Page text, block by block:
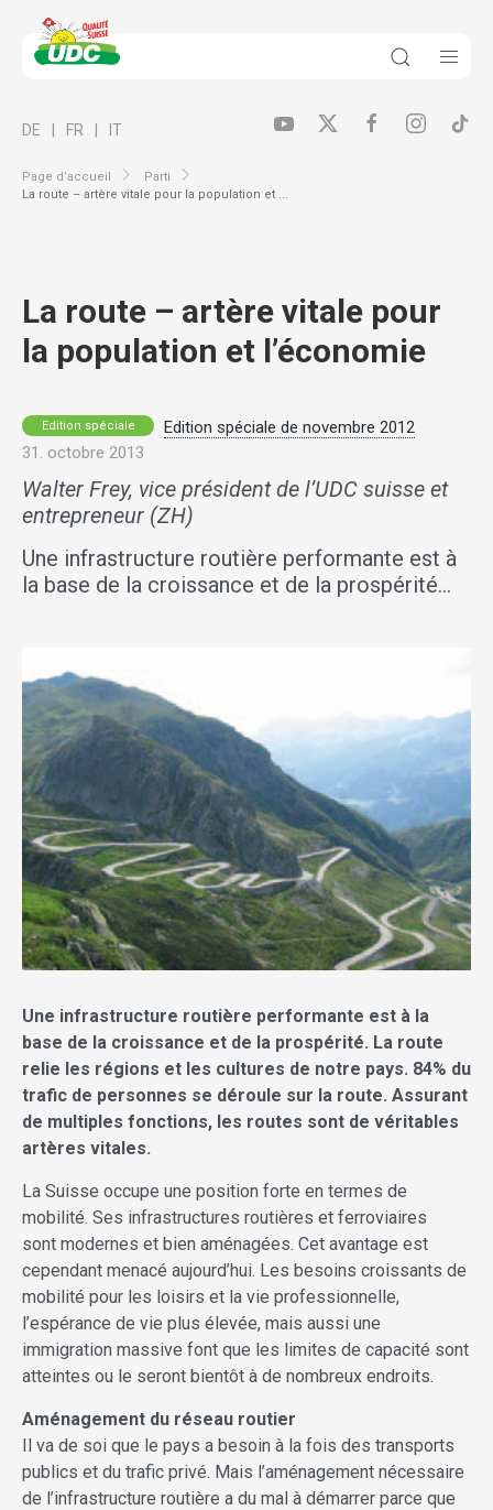
Page d’accueil
Parti
La route – artère vitale pour la population et ...
DE FR IT
La route – artère vitale pour
la population et l’économie
Edition spéciale
Edition spéciale de novembre 2012
31. octobre 2013
Walter Frey, vice président de l’UDC suisse et
entrepreneur (ZH)
Une infrastructure routière performante est à
la base de la croissance et de la prospérité…
Une infrastructure routière performante est à la
base de la croissance et de la prospérité. La route
relie les régions et les cultures de notre pays. 84% du
trafic de personnes se déroule sur la route. Assurant
de multiples fonctions, les routes sont de véritables
artères vitales.
La Suisse occupe une position forte en termes de
mobilité. Ses infrastructures routières et ferroviaires
sont ­modernes et bien aménagées. Cet avantage est
cependant menacé aujourd’hui. Les besoins croissants de
mobilité pour les loisirs et la vie professionnelle,
l’espérance de vie plus élevée, mais aussi une
immigration massive font que les limites de capacité sont
atteintes ou le seront bientôt à de nombreux endroits.
Aménagement du réseau routier
Il va de soi que le pays a besoin à la fois des transports
publics et du trafic privé. Mais l’aménagement nécessaire
de l’infrastructure routière a du mal à démarrer parce que